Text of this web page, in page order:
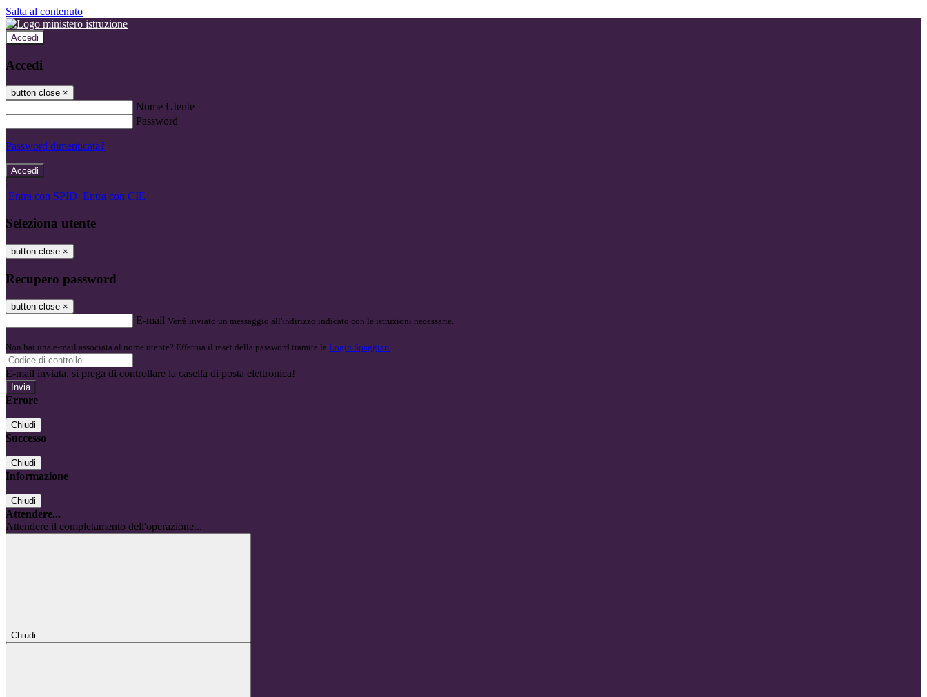
Salta al contenuto
Accedi
Accedi
button close ×
Nome Utente
Password
Password dimenticata?
-
Entra con SPID Entra con CIE
Seleziona utente
button close ×
Recupero password
button close ×
E-mail Verrà inviato un messaggio all'indirizzo indicato con le istruzioni necessarie.
Non hai una e-mail associata al nome utente? Effettua il reset della password tramite la Login Spaggiari
E-mail inviata, si prega di controllare la casella di posta elettronica!
Errore
Chiudi
Successo
Chiudi
Informazione
Chiudi
Attendere...
Attendere il completamento dell'operazione...
Chiudi